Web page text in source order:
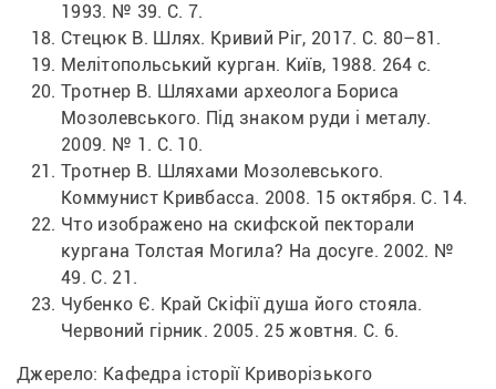
1993. № 39. С. 7.
Стецюк В. Шлях. Кривий Ріг, 2017. С. 80–81.
Мелітопольський курган. Київ, 1988. 264 с.
Тротнер В. Шляхами археолога Бориса
Мозолевського. Під знаком руди і металу.
2009. № 1. С. 10.
Коммунист Кривбасса. 2008. 15 октября. С. 14.
Что изображено на скифской пекторали
кургана Толстая Могила? На досуге. 2002. №
49. С. 21.
Червоний гірник. 2005. 25 жовтня. С. 6.
Джерело: Кафедра історії Криворізького